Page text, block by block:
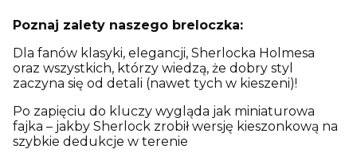
Poznaj zalety naszego breloczka:
Dla fanów klasyki, elegancji, Sherlocka Holmesa
oraz wszystkich, którzy wiedzą, że dobry styl
zaczyna się od detali (nawet tych w kieszeni)!
Po zapięciu do kluczy wygląda jak miniaturowa
fajka – jakby Sherlock zrobił wersję kieszonkową na
szybkie dedukcje w terenie